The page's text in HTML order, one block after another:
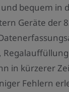
bequem in
Geräte der
in kürzerer
Fehlern